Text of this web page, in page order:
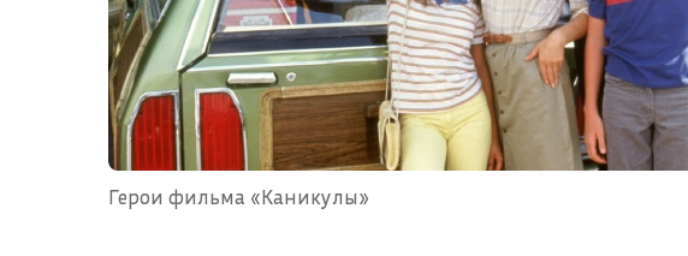
Герои фильма «Каникулы»